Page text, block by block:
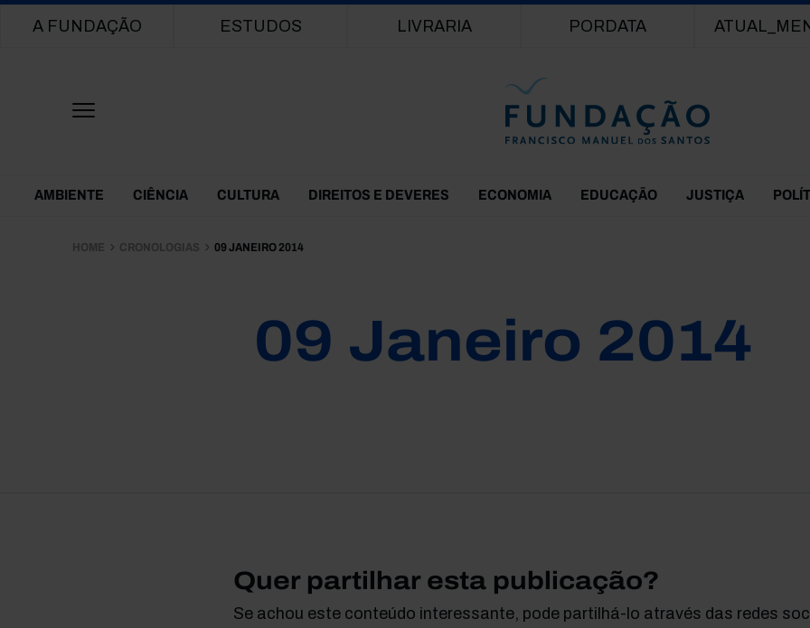
Main navigation
A FUNDAÇÃO ESTUDOS LIVRARIA PORDATA
Themes Menu
AMBIENTE CIÊNCIA CULTURA DIREITOS E DEVERES ECONOMIA EDUCAÇÃO JUSTIÇA
HOME CRONOLOGIAS 09 JANEIRO 2014
09 Janeiro 2014
Quer partilhar esta publicação?
Se achou este conteúdo interessante, pode partilhá-lo através das redes